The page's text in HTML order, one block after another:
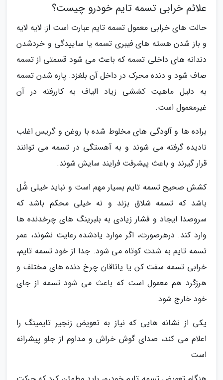
علائم خرابی تسمه تایم خودرو چیست؟
حالت های خرابی معمول تسمه تایم عبارت است از: لایه لایه
و باز شدن هسته های فیبری تسمه یا ساییدگی و خردشدن
دندانه های داخلی تسمه که باعث می شود قسمتی از تسمه
صاف شود و دنده محرک در داخل آن بلغزد. پاره شدن تسمه
به دلیل ماهیت کششی زیاد الیاف به کاررفته در آن
غیرمعمول است.
براده ها و آلودگی های مخلوط شده با روغن و گریس اغلب
نادیده گرفته می شوند و به آهستگی در تسمه می توانند
قرار گیرند و باعث پیشرفت فرایند سایش شوند.
کشش صحیح تسمه تایم بسیار مهم است و نباید خیلی شُل
باشد که تسمه شلاق بزند و نه خیلی محکم باشد که
سروصدا ایجاد و فشار زیادی به بلبرینگ های چرخدنده ها
وارد کند. درهرصورت، اگر موارد یادشده رعایت نشوند، عمر
تسمه تایم به شدت کوتاه می شود. جدا از خود تسمه تایم،
خرابی تسمه سفت کن یا یاتاقان چرخ دنده های مختلف و
هرزگرد هم معمول است که باعث می شود تسمه از جای
خود خارج شود.
یکی از نشانه هایی که نیاز به تعویض زنجیر تایمینگ را
اعلام می کند، صدای گوش خراش و مداوم از جلو پیشرانه
است